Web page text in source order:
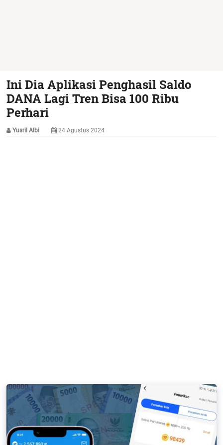
Ini Dia Aplikasi Penghasil Saldo
DANA Lagi Tren Bisa 100 Ribu
Perhari
Yusril Albi 24 Agustus 2024